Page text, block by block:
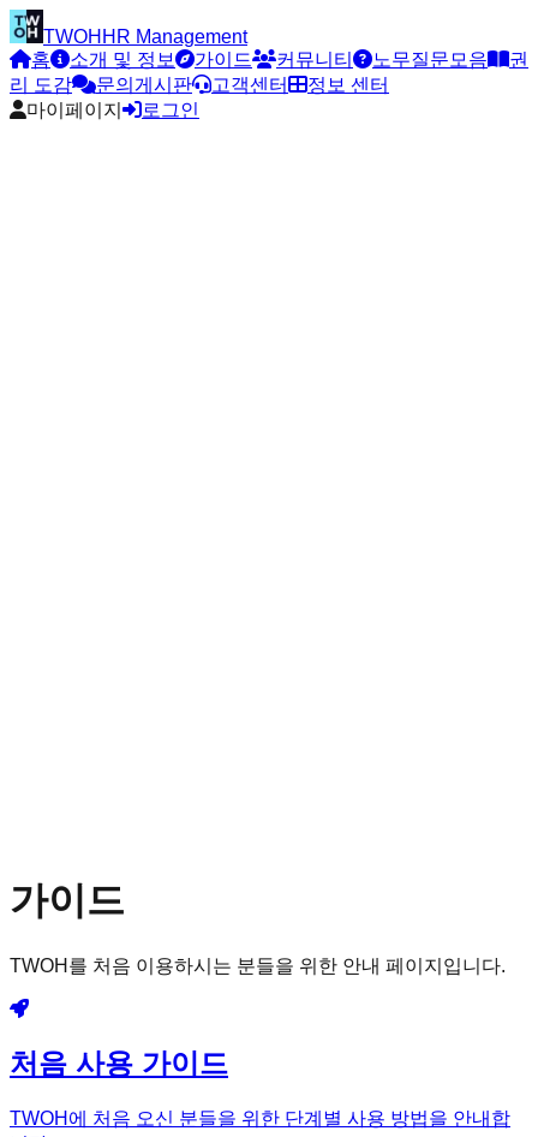
TWOH HR Management
홈
소개 및 정보 가이드 커뮤니티 노무질문모음
권
리 도감
문의게시판 고객센터
정보 센터
마이페이지
로그인
가이드
TWOH를 처음 이용하시는 분들을 위한 안내 페이지입니다.
처음 사용 가이드
TWOH에 처음 오신 분들을 위한 단계별 사용 방법을 안내합